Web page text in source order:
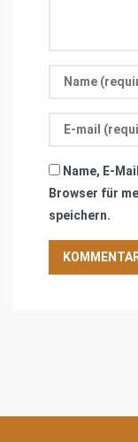
Name, E-
Browser für
speichern.